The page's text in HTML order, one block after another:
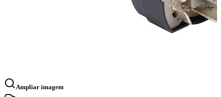
Ampliar imagem